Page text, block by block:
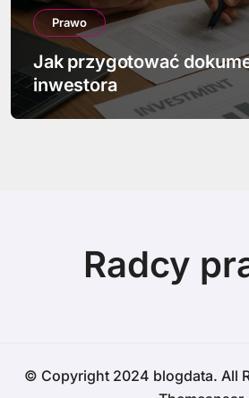
Prawo
Jak przygotować
inwestora
Radcy
© Copyright 2024 blogdata. All